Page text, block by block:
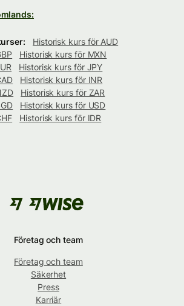
Historisk kurs för AUD
Historisk kurs för MXN
Historisk kurs för JPY
Historisk kurs för INR
Historisk kurs för ZAR
Historisk kurs för USD
Historisk kurs för IDR
Företag och team
Företag och team
Säkerhet
Press
Karriär